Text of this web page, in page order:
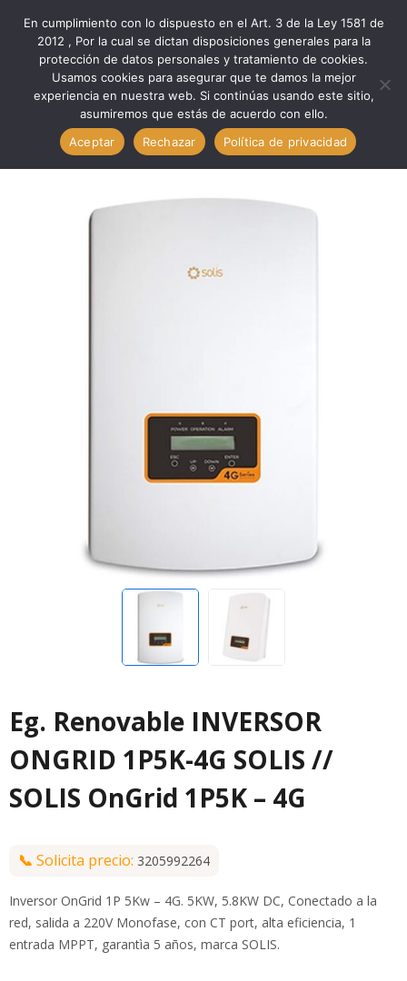
Medio Ambiente
Eg. Renovable
Eg. Renovable INVERSOR ONGRID 1P5K-4G SOLIS // SOLIS
OnGrid 1P5K – 4G
Eg. Renovable INVERSOR
ONGRID 1P5K-4G SOLIS //
SOLIS OnGrid 1P5K – 4G
📞 Solicita precio: 3205992264
Inversor OnGrid 1P 5Kw – 4G. 5KW, 5.8KW DC, Conectado a la
red, salida a 220V Monofase, con CT port, alta eficiencia, 1
entrada MPPT, garantìa 5 años, marca SOLIS.
En cumplimiento con lo dispuesto en el Art. 3 de la Ley 1581 de
2012 , Por la cual se dictan disposiciones generales para la
protección de datos personales y tratamiento de cookies.
Usamos cookies para asegurar que te damos la mejor
experiencia en nuestra web. Si continúas usando este sitio,
asumiremos que estás de acuerdo con ello.
Aceptar
Rechazar Política de privacidad